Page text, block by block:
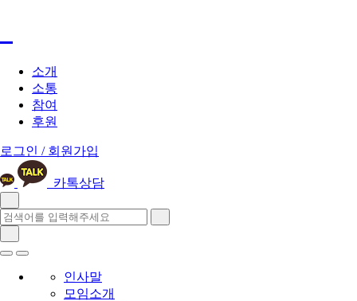
소개
소통
참여
후원
로그인 / 회원가입
카톡상담
인사말
모임소개